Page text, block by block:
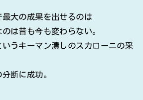
大の成果を出せるのは
は昔も今も変わらない。
うキーマン潰しのスカローニの采
断に成功。